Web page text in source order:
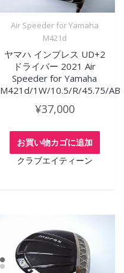
Air Speeder for Yamaha
M421d
ヤマハ インプレス UD+2
ドライバー 2021 Air
Speeder for Yamaha
M421d/1W/10.5/R/45.75/AB
¥37,000
お買い物カゴに追加
クラブエイティーン